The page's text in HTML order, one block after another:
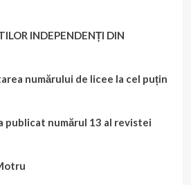
INDEPENDENȚI DIN
numărului de licee la cel puțin
publicat numărul 13 al revistei